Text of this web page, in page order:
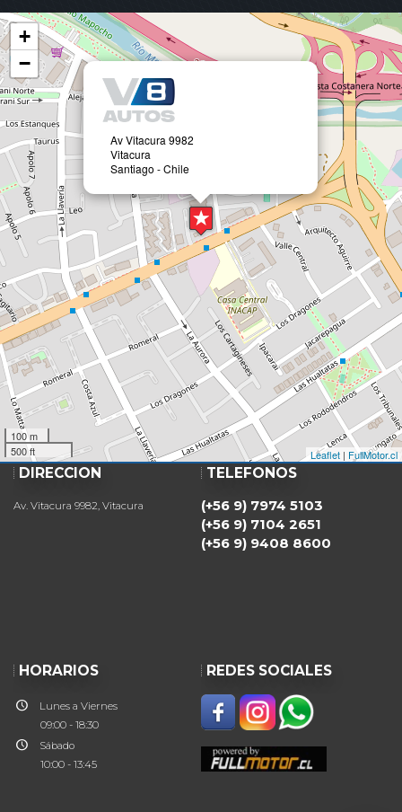
Av Vitacura 9982
Vitacura
Santiago - Chile
+
−
100 m
500 ft
Leaflet | FullMotor.cl
DIRECCIÓN
Av. Vitacura 9982, Vitacura
TELÉFONOS
(+56 9) 7974 5103
(+56 9) 7104 2651
(+56 9) 9408 8600
HORARIOS
Lunes a Viernes
09:00 - 18:30
Sábado
10:00 - 13:45
REDES SOCIALES